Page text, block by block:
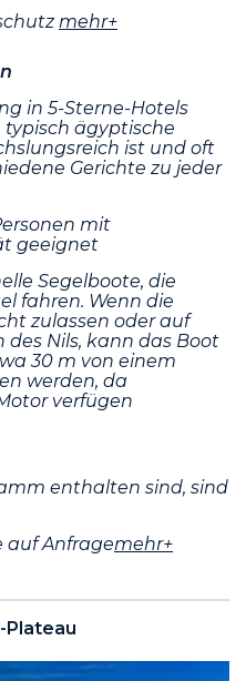
mehr+
in 5-Sterne-Hotels
ägyptische
ist und oft
Gerichte zu jeder
mit
geeignet
Segelboote, die
fahren. Wenn die
zulassen oder auf
Nils, kann das Boot
30 m von einem
werden, da
verfügen
enthalten sind, sind
Anfragemehr+
Plateau